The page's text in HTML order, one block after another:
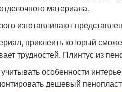
материала.
изготавливают
приклеить который
трудностей. Плинтус из
особенности
дешевый